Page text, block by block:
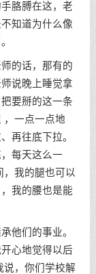
胳膊在这，老
知道为什么像
的话，那有的
说晚上睡觉拿
要掰的这一条
，一点一点地
再往底下拉。
每天这么一
，我的腿也可以
我的腰也是能
他们的事业。
心地觉得以后
说，你们学校解